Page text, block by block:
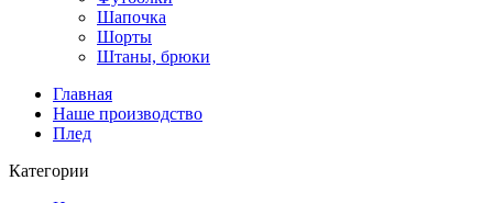
Шапочка
Шорты
Штаны, брюки
Главная
Наше производство
Плед
Категории